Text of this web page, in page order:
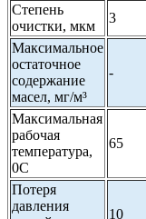
Степень
очистки, мкм
3
Максимальное
остаточное
содержание
масел, мг/м³
-
Максимальная
рабочая
температура,
0С
65
Потеря
давления
10